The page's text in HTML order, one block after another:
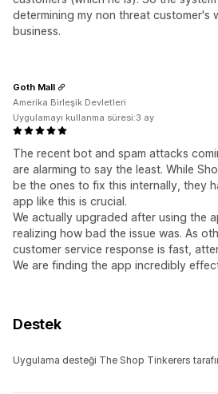
determining my non threat customer's
business.
The recent bot and spam attacks
are alarming to say the least. While
be the ones to fix this internally, they
app like this is crucial.
We actually upgraded after using the
realizing how bad the issue was. As
customer service response is fast,
We are finding the app incredibly
Goth Mall
Amerika Birleşik Devletleri
Uygulamayı kullanma süresi:3 ay
Destek
Uygulama desteği The Shop Tinkerers